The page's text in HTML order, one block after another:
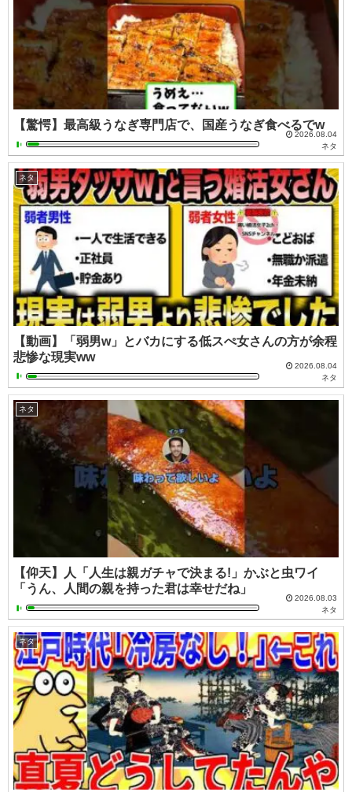
【驚愕】最高級うなぎ専門店で、国産うなぎ食べるでw
2026.08.04
ネタ
ネタ
【動画】「弱男w」とバカにする低スぺ女さんの方が余程
悲惨な現実ww
2026.08.04
ネタ
ネタ
【仰天】人「人生は親ガチャで決まる!」かぶと虫ワイ
「うん、人間の親を持った君は幸せだね」
2026.08.03
ネタ
ネタ